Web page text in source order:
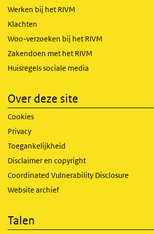
Werken bij het RIVM
Klachten
Woo-verzoeken bij het RIVM
Zakendoen met het RIVM
Huisregels sociale media
Over deze site
Cookies
Privacy
Toegankelijkheid
Disclaimer en copyright
Coordinated Vulnerability Disclosure
Website archief
Talen